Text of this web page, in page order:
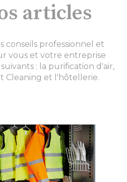
articles
conseils professionnel et
vous et votre entreprise
: la purification d'air,
Cleaning et l'hôtellerie.